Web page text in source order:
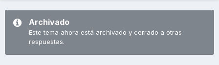
Archivado
Este tema ahora está archivado y cerrado a otras
respuestas.